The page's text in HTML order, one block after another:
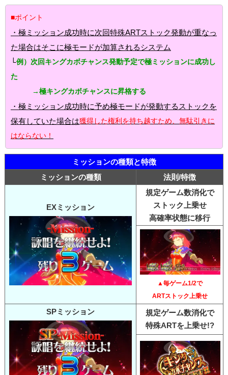
■ポイント
・極ミッション成功時に次回特殊ARTストック発動が重なっ
た場合はそこに極モードが加算されるシステム
└例）次回キングカボチャンス発動予定で極ミッションに成功し
た
→極キングカボチャンスに昇格する
・極ミッション成功時に予め極モードが発動するストックを
保有していた場合は獲得した権利を持ち越すため、無駄引きに
はならない！
ミッションの種類と特徴
ミッションの種類
法則/特徴
EXミッション
規定ゲーム数消化で
ストック上乗せ
高確率状態に移行
▲毎ゲーム1/2で
ARTストック上乗せ
SPミッション
規定ゲーム数消化で
特殊ARTを上乗せ!?